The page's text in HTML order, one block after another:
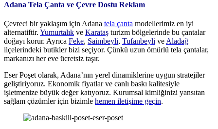
Adana Tela Çanta ve Çevre Dostu Reklam
Çevreci bir yaklaşım için Adana tela çanta modellerimiz en iyi
alternatiftir. Yumurtalık ve Karataş turizm bölgelerinde bu çantalar
doğayı korur. Ayrıca Feke, Saimbeyli, Tufanbeyli ve Aladağ
ilçelerindeki butikler bizi seçiyor. Çünkü uzun ömürlü tela çantalar,
markanızı her eve ücretsiz taşır.
Eser Poşet olarak, Adana’nın yerel dinamiklerine uygun stratejiler
geliştiriyoruz. Ekonomik fiyatlar ve canlı baskı kalitesiyle
işletmenize büyük değer katıyoruz. Kurumsal kimliğinizi yansıtan
sağlam çözümler için bizimle hemen iletişime geçin.